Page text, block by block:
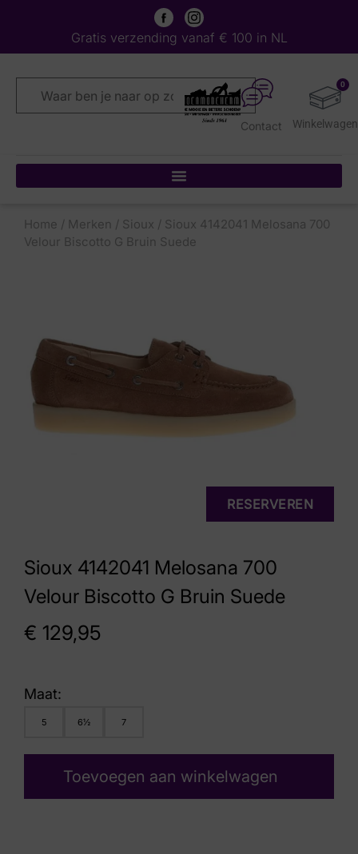
Gratis verzending vanaf € 100 in NL
0
Contact
Home / Merken / Sioux / Sioux 4142041 Melosana 700
Velour Biscotto G Bruin Suede
Sioux 4142041 Melosana 700
Velour Biscotto G Bruin Suede
€ 129,95
RESERVEREN
Maat:
5 6½ 7
Toevoegen aan winkelwagen